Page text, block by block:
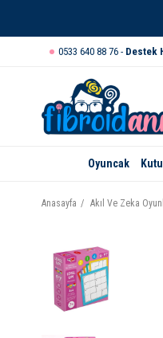
0533 640 88 76 - Destek
Oyuncak
Anasayfa Akıl Ve Zeka